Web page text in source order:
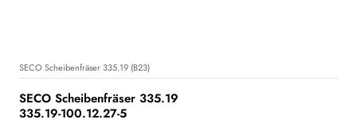
SECO Scheibenfräser 335.19 (B23)
SECO Scheibenfräser 335.19
335.19-100.12.27-5